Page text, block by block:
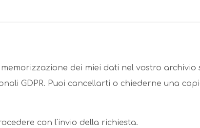
dei miei dati nel vostro
GDPR. Puoi cancellarti o chiederne una
con l'invio della richiesta.